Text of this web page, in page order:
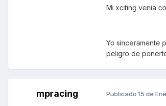
Mi xciting venia
Yo sinceramente
peligro de
mpracing Publicado 15 de